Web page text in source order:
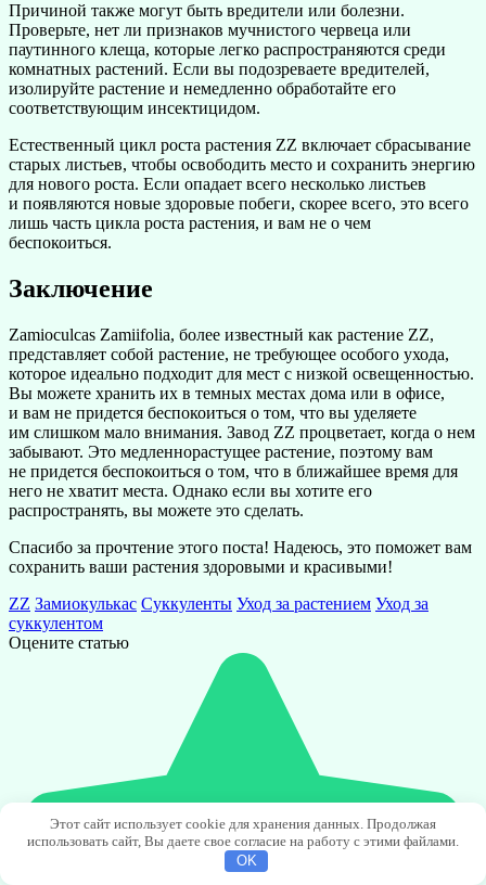
Причиной также могут быть вредители или болезни.
Проверьте, нет ли признаков мучнистого червеца или
паутинного клеща, которые легко распространяются среди
комнатных растений. Если вы подозреваете вредителей,
изолируйте растение и немедленно обработайте его
соответствующим инсектицидом.
Естественный цикл роста растения ZZ включает сбрасывание
старых листьев, чтобы освободить место и сохранить энергию
для нового роста. Если опадает всего несколько листьев
и появляются новые здоровые побеги, скорее всего, это всего
лишь часть цикла роста растения, и вам не о чем
беспокоиться.
Заключение
Zamioculcas Zamiifolia, более известный как растение ZZ,
представляет собой растение, не требующее особого ухода,
которое идеально подходит для мест с низкой освещенностью.
Вы можете хранить их в темных местах дома или в офисе,
и вам не придется беспокоиться о том, что вы уделяете
им слишком мало внимания. Завод ZZ процветает, когда о нем
забывают. Это медленнорастущее растение, поэтому вам
не придется беспокоиться о том, что в ближайшее время для
него не хватит места. Однако если вы хотите его
распространять, вы можете это сделать.
Спасибо за прочтение этого поста! Надеюсь, это поможет вам
сохранить ваши растения здоровыми и красивыми!
ZZ Замиокулькас Суккуленты Уход за растением Уход за
суккулентом
Оцените статью
Этот сайт использует cookie для хранения данных. Продолжая
использовать сайт, Вы даете свое согласие на работу с этими файлами.
OK